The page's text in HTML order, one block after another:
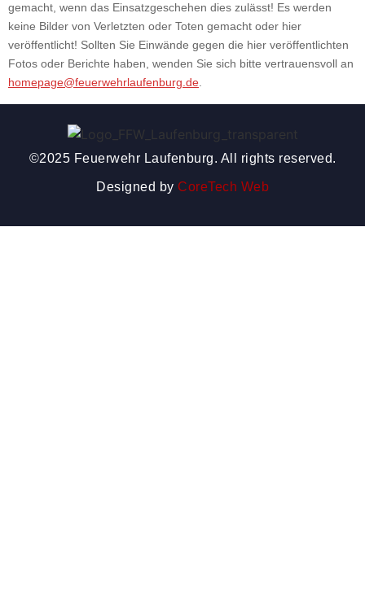
gemacht, wenn das Einsatzgeschehen dies zulässt! Es werden
keine Bilder von Verletzten oder Toten gemacht oder hier
veröffentlicht! Sollten Sie Einwände gegen die hier veröffentlichten
Fotos oder Berichte haben, wenden Sie sich bitte vertrauensvoll an
homepage@feuerwehrlaufenburg.de.
©2025 Feuerwehr Laufenburg. All rights reserved.
Designed by CoreTech Web